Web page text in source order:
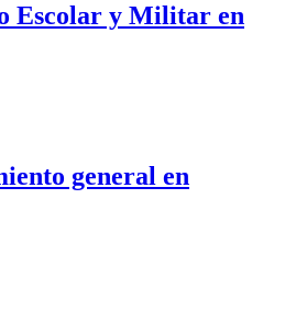
Escolar y Militar en
general en